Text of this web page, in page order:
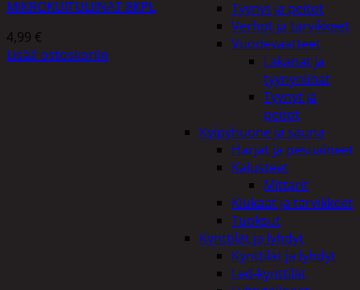
Tyynyt ja peitot
Verhot ja tarvikkeet
Vuodevaatteet
Lakanat ja
tyynynlinat
Tyynyt ja
peitot
Kylpyhuone ja sauna
Harjat ja pesuaineet
Kalusteet
Mittarit
Kiukaat ja tarvikkeet
Tuoksut
Kynttilät ja lyhdyt
Kynttilät ja lyhdyt
Led-kynttilät
MIKROKUITULIINAT 8KPL
4,99 €
Lisää ostoskoriin